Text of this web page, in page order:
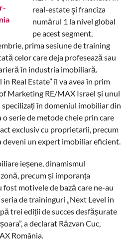
real-estate şi franciza
numărul 1 la nivel global
pe acest segment,
prima sesiune de training
celor care deja profesează sau
în industria imobiliară.
Real Estate” îl va avea în prim
Marketing RE/MAX Israel și unul
în domeniul imobiliar din
o serie de metode cheie prin care
exclusiv cu proprietarii, precum
deveni un expert imobiliar eficient.
ieșene, dinamismul
precum și imporanța
fost motivele de bază care ne-au
de traininguri „Next Level in
trei ediții de succes desfășurate
a declarat Răzvan Cuc,
România.